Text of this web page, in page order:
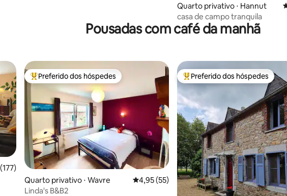
Quarto privativo ⋅ Hannut
casa de campo tranquila
Pousadas com café da manhã
uma avaliação média de 5, 177 avaliações
Entre os melhores preferidos dos hóspedes
Preferido dos hóspedes
Quarto privativo ⋅ Wavre 4,95 de uma avaliação média de 5, 55
4,95 (55)
Linda's B&B2
Entre os melhores preferidos
Preferido dos hóspedes